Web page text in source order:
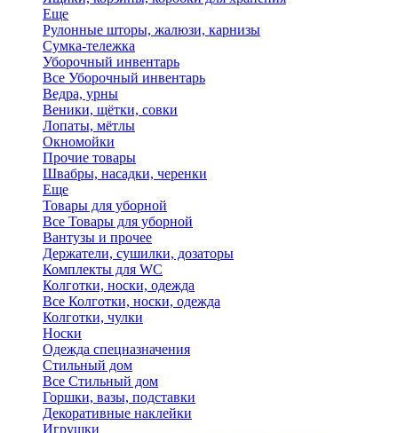
Еще
Рулонные шторы, жалюзи, карнизы
Сумка-тележка
Уборочный инвентарь
Все Уборочный инвентарь
Ведра, урны
Веники, щётки, совки
Лопаты, мётлы
Окномойки
Прочие товары
Швабры, насадки, черенки
Еще
Товары для уборной
Все Товары для уборной
Вантузы и прочее
Держатели, сушилки, дозаторы
Комплекты для WC
Колготки, носки, одежда
Все Колготки, носки, одежда
Колготки, чулки
Носки
Одежда спецназначения
Стильный дом
Все Стильный дом
Горшки, вазы, подставки
Декоративные наклейки
Игрушки